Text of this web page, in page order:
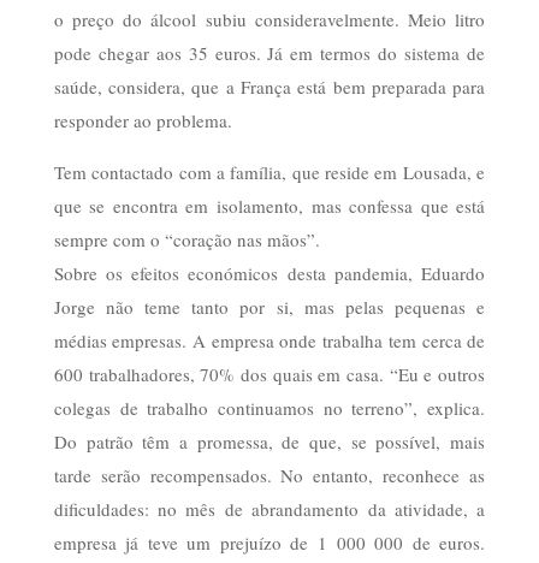
o preço do álcool subiu consideravelmente. Meio litro
pode chegar aos 35 euros. Já em termos do sistema de
saúde, considera, que a França está bem preparada para
responder ao problema.
Tem contactado com a família, que reside em Lousada, e
que se encontra em isolamento, mas confessa que está
sempre com o “coração nas mãos”.
Sobre os efeitos económicos desta pandemia, Eduardo
Jorge não teme tanto por si, mas pelas pequenas e
médias empresas. A empresa onde trabalha tem cerca de
600 trabalhadores, 70% dos quais em casa. “Eu e outros
colegas de trabalho continuamos no terreno”, explica.
Do patrão têm a promessa, de que, se possível, mais
tarde serão recompensados. No entanto, reconhece as
dificuldades: no mês de abrandamento da atividade, a
empresa já teve um prejuízo de 1 000 000 de euros.